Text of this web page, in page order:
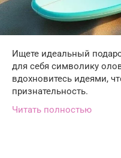
Ищете идеальный
для себя символику
вдохновитесь идеями,
признательность.
Читать полностью